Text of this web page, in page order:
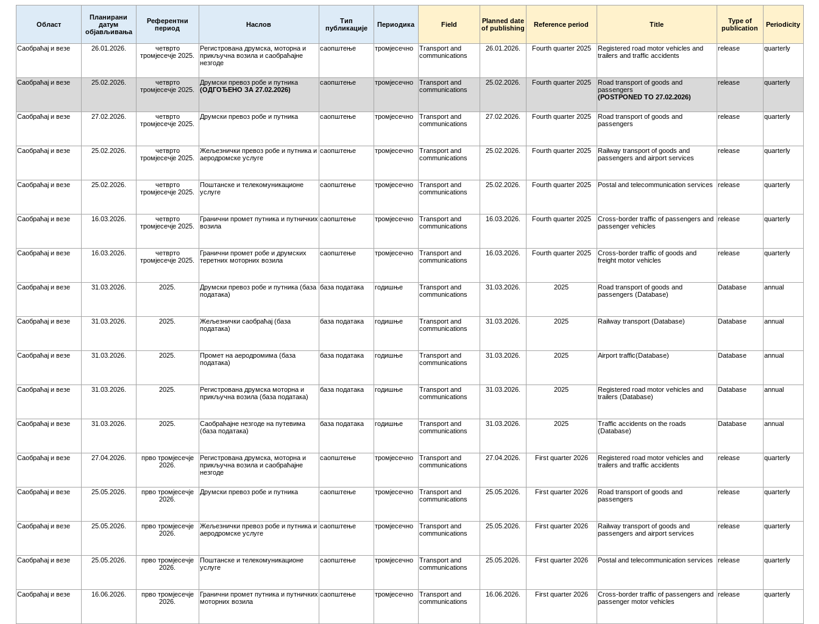
Област
Планирани
датум
објављивања
Референтни
период
Наслов
Тип
публикације
Периодика Field
Planned date
of publishing
Reference period Title
Type of
publication
Periodicity
Саобраћај и везе 26.01.2026.
четврто
тромјесечје 2025.
Регистрована друмска, моторна и
прикључна возила и саобраћајне
незгоде
саопштење тромјесечно
Transport and
communications
26.01.2026. Fourth quarter 2025
Registered road motor vehicles and
trailers and traffic accidents
release quarterly
Саобраћај и везе 25.02.2026.
четврто
тромјесечје 2025.
Друмски превоз робе и путника
(ОДГОЂЕНО ЗА 27.02.2026)
саопштење тромјесечно
Transport and
communications
25.02.2026. Fourth quarter 2025
Road transport of goods and
passengers
(POSTPONED TO 27.02.2026)
release quarterly
Саобраћај и везе 27.02.2026.
четврто
тромјесечје 2025.
Друмски превоз робе и путника саопштење тромјесечно
Transport and
communications
27.02.2026. Fourth quarter 2025
Road transport of goods and
passengers
release quarterly
Саобраћај и везе 25.02.2026.
четврто
тромјесечје 2025.
Жељезнички превоз робе и путника и
аеродромске услуге
саопштење тромјесечно
Transport and
communications
25.02.2026. Fourth quarter 2025
Railway transport of goods and
passengers and airport services
release quarterly
Саобраћај и везе 25.02.2026.
четврто
тромјесечје 2025.
Поштанске и телекомуникационе
услуге
саопштење тромјесечно
Transport and
communications
25.02.2026. Fourth quarter 2025 Postal and telecommunication services release quarterly
Саобраћај и везе 16.03.2026.
четврто
тромјесечје 2025.
Гранични промет путника и путничких
возила
саопштење тромјесечно
Transport and
communications
16.03.2026. Fourth quarter 2025
Cross-border traffic of passengers and
passenger vehicles
release quarterly
Саобраћај и везе 16.03.2026.
четврто
тромјесечје 2025.
Гранични промет робе и друмских
теретних моторних возила
саопштење тромјесечно
Transport and
communications
16.03.2026. Fourth quarter 2025
Cross-border traffic of goods and
freight motor vehicles
release quarterly
Саобраћај и везе 31.03.2026. 2025.
Друмски превоз робе и путника (база
података)
база података годишње
Transport and
communications
31.03.2026. 2025
Road transport of goods and
passengers (Database)
Database annual
Саобраћај и везе 31.03.2026. 2025.
Жељезнички саобраћај (база
података)
база података годишње
Transport and
communications
31.03.2026. 2025 Railway transport (Database) Database annual
Саобраћај и везе 31.03.2026. 2025.
Промет на аеродромима (база
података)
база података годишње
Transport and
communications
31.03.2026. 2025 Airport traffic(Database) Database annual
Саобраћај и везе 31.03.2026. 2025.
Регистрована друмска моторна и
прикључна возила (база података)
база података годишње
Transport and
communications
31.03.2026. 2025
Registered road motor vehicles and
trailers (Database)
Database annual
Саобраћај и везе 31.03.2026. 2025.
Саобраћајне незгоде на путевима
(база података)
база података годишње
Transport and
communications
31.03.2026. 2025
Traffic accidents on the roads
(Database)
Database annual
Саобраћај и везе 27.04.2026.
прво тромјесечје
2026.
Регистрована друмска, моторна и
прикључна возила и саобраћајне
незгоде
саопштење тромјесечно
Transport and
communications
27.04.2026. First quarter 2026
Registered road motor vehicles and
trailers and traffic accidents
release quarterly
Саобраћај и везе 25.05.2026.
прво тромјесечје
2026.
Друмски превоз робе и путника саопштење тромјесечно
Transport and
communications
25.05.2026. First quarter 2026
Road transport of goods and
passengers
release quarterly
Саобраћај и везе 25.05.2026.
прво тромјесечје
2026.
Жељезнички превоз робе и путника и
аеродромске услуге
саопштење тромјесечно
Transport and
communications
25.05.2026. First quarter 2026
Railway transport of goods and
passengers and airport services
release quarterly
Саобраћај и везе 25.05.2026.
прво тромјесечје
2026.
Поштанске и телекомуникационе
услуге
саопштење тромјесечно
Transport and
communications
25.05.2026. First quarter 2026 Postal and telecommunication services release quarterly
Саобраћај и везе 16.06.2026.
прво тромјесечје
2026.
Гранични промет путника и путничких
моторних возила
саопштење тромјесечно
Transport and
communications
16.06.2026. First quarter 2026
Cross-border traffic of passengers and
passenger motor vehicles
release quarterly